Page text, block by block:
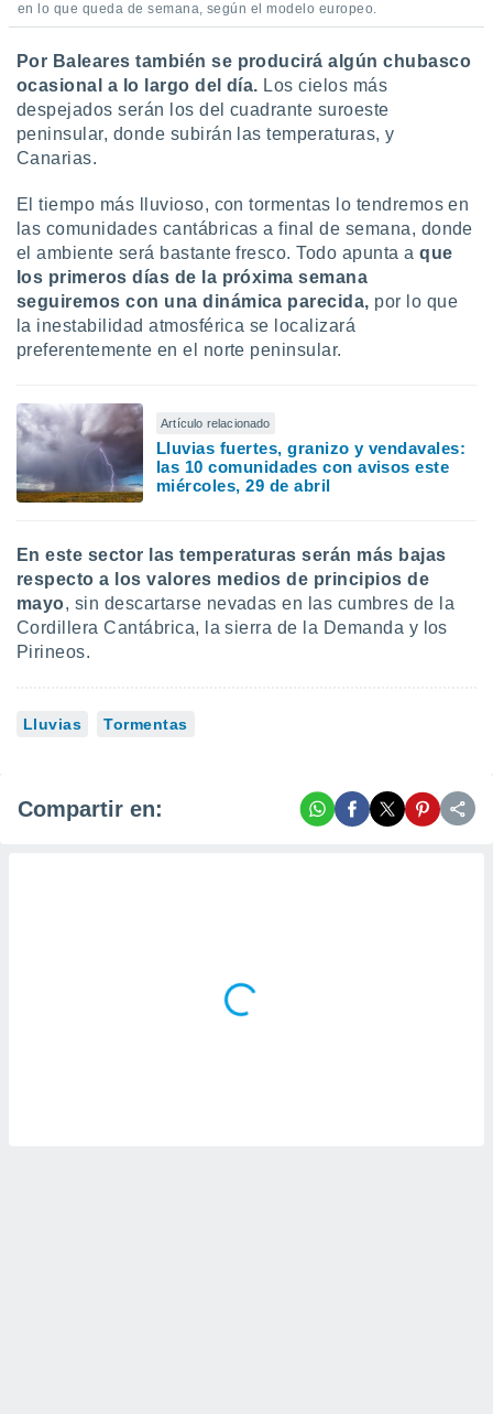
en lo que queda de semana, según el modelo europeo.
Por Baleares también se producirá algún chubasco
ocasional a lo largo del día. Los cielos más
despejados serán los del cuadrante suroeste
peninsular, donde subirán las temperaturas, y
Canarias.
El tiempo más lluvioso, con tormentas lo tendremos en
las comunidades cantábricas a final de semana, donde
el ambiente será bastante fresco. Todo apunta aque
los primeros días de la próxima semana
seguiremos con una dinámica parecida, por lo que
la inestabilidad atmosférica se localizará
preferentemente en el norte peninsular.
Artículo relacionado
Lluvias fuertes, granizo y vendavales:
las 10 comunidades con avisos este
miércoles, 29 de abril
En este sector las temperaturas serán más bajas
respecto a los valores medios de principios de
mayo, sin descartarse nevadas en las cumbres de la
Cordillera Cantábrica, la sierra de la Demanda y los
Pirineos.
Lluvias Tormentas
Compartir en: